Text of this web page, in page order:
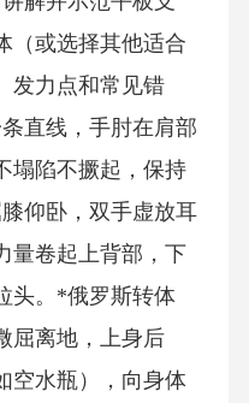
（或选择其他适合
发力点和常见错
直线，手肘在肩部
塌陷不撅起，保持
仰卧，双手虚放耳
量卷起上背部，下
头。*俄罗斯转体
屈离地，上身后
空水瓶），向身体